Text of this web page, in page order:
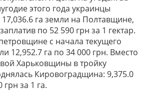
этого года украинцы
га земли на Полтавщине,
по 52 590 грн за 1 гектар.
с начала текущего
12,952.7 га по 34 000 грн. Вместо
Харьковщины в тройку
Кировоградщина: 9,375.0
грн за 1 га.